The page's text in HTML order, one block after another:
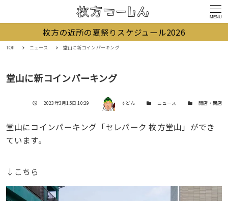
MENU
枚方の近所の夏祭りスケジュール2026
TOP ニュース 堂山に新コインパーキング
堂山に新コインパーキング
投稿日
2023年3月15日 10:29 著者 すどん カテゴリー
ニュース カテゴリー開店・閉店
堂山にコインパーキング「セレパーク 枚方堂山」ができ
ています。
↓こちら